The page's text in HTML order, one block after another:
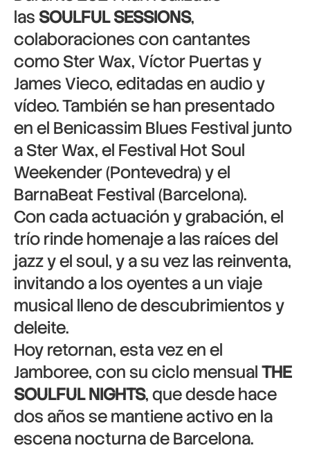
las SOULFUL SESSIONS,
colaboraciones con cantantes
como Ster Wax, Víctor Puertas y
James Vieco, editadas en audio y
vídeo. También se han presentado
en el Benicassim Blues Festival junto
a Ster Wax, el Festival Hot Soul
Weekender (Pontevedra) y el
BarnaBeat Festival (Barcelona).
Con cada actuación y grabación, el
trío rinde homenaje a las raíces del
jazz y el soul, y a su vez las reinventa,
invitando a los oyentes a un viaje
musical lleno de descubrimientos y
deleite.
Hoy retornan, esta vez en el
Jamboree, con su ciclo mensualTHE
SOULFUL NIGHTS, que desde hace
dos años se mantiene activo en la
escena nocturna de Barcelona.